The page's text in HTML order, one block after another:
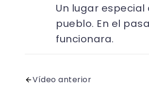
Un lugar
pueblo. En el
funcionara.
Vídeo anterior